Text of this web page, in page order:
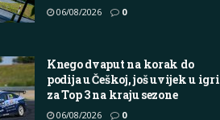
06/08/2026 0
Knego dvaput na korak do
podija u Češkoj, još uvijek u igri
za Top 3 na kraju sezone
06/08/2026 0